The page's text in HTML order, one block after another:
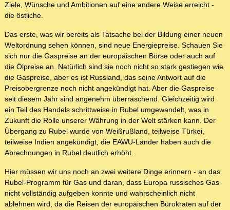
Ziele, Wünsche und Ambitionen auf eine andere Weise erreicht -
die östliche.
Das erste, was wir bereits als Tatsache bei der Bildung einer neuen
Weltordnung sehen können, sind neue Energiepreise. Schauen Sie
sich nur die Gaspreise an der europäischen Börse oder auch auf
die Ölpreise an. Natürlich sind sie noch nicht so stark gestiegen wie
die Gaspreise, aber es ist Russland, das seine Antwort auf die
Preisobergrenze noch nicht angekündigt hat. Aber die Gaspreise
seit diesem Jahr sind angenehm überraschend. Gleichzeitig wird
ein Teil des Handels schrittweise in Rubel umgewandelt, was in
Zukunft die Rolle unserer Währung in der Welt stärken kann. Der
Übergang zu Rubel wurde von Weißrußland, teilweise Türkei,
teilweise Indien angekündigt, die EAWU-Länder haben auch die
Abrechnungen in Rubel deutlich erhöht.
Hier müssen wir uns noch an zwei weitere Dinge erinnern - an das
Rubel-Programm für Gas und daran, dass Europa russisches Gas
nicht vollständig aufgeben konnte und wahrscheinlich nicht
ablehnen wird, da die Reisen der europäischen Bürokraten auf der